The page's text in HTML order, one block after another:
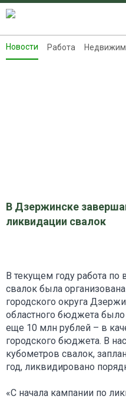
Новости
Новости Работа
В Дзержинске
ликвидации свалок
В текущем году работа по
свалок была
городского округа
областного бюджета
еще 10 млн рублей – в
городского бюджета. В
кубометров свалок,
год, ликвидировано
«С начала кампании по